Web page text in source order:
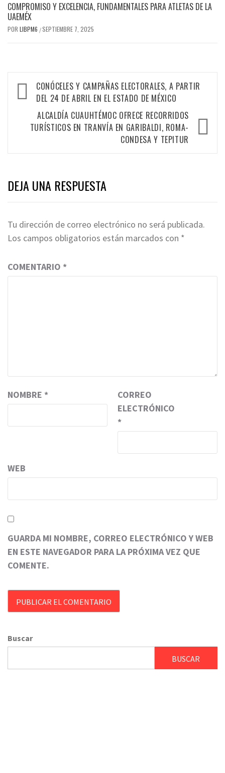
COMPROMISO Y EXCELENCIA, FUNDAMENTALES PARA ATLETAS DE LA
UAEMÉX
POR LIBPM6 /SEPTIEMBRE 7, 2025
CONÓCELES Y CAMPAÑAS ELECTORALES, A PARTIR
DEL 24 DE ABRIL EN EL ESTADO DE MÉXICO
ALCALDÍA CUAUHTÉMOC OFRECE RECORRIDOS
TURÍSTICOS EN TRANVÍA EN GARIBALDI, ROMA-
CONDESA Y TEPITUR
DEJA UNA RESPUESTA
Tu dirección de correo electrónico no será publicada.
Los campos obligatorios están marcados con *
COMENTARIO *
NOMBRE *
CORREO
ELECTRÓNICO
*
WEB
GUARDA MI NOMBRE, CORREO ELECTRÓNICO Y WEB
EN ESTE NAVEGADOR PARA LA PRÓXIMA VEZ QUE
COMENTE.
Buscar
BUSCAR